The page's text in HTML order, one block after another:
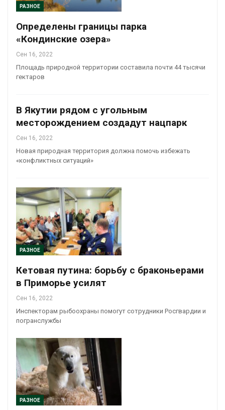
РАЗНОЕ
Определены границы парка
«Кондинские озера»
Сен 16, 2022
Площадь природной территории составила почти 44 тысячи
гектаров
В Якутии рядом с угольным
месторождением создадут нацпарк
Сен 16, 2022
Новая природная территория должна помочь избежать
«конфликтных ситуаций»
РАЗНОЕ
Кетовая путина: борьбу с браконьерами
в Приморье усилят
Сен 16, 2022
Инспекторам рыбоохраны помогут сотрудники Росгвардии и
погранслужбы
РАЗНОЕ